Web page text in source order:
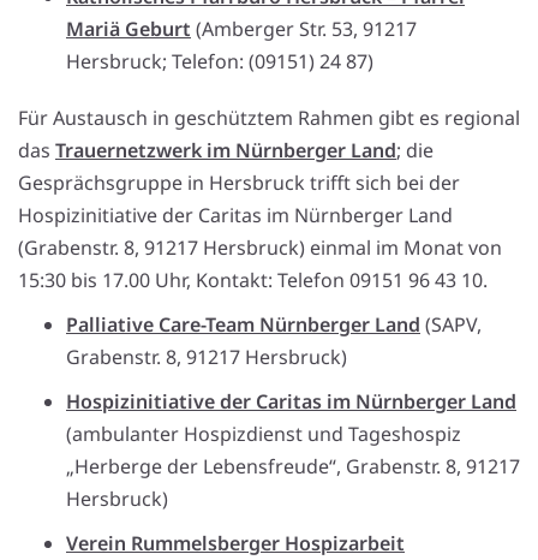
Mariä Geburt (Amberger Str. 53, 91217
Hersbruck; Telefon: (09151) 24 87)
Für Austausch in geschütztem Rahmen gibt es regional
das Trauernetzwerk im Nürnberger Land; die
Gesprächsgruppe in Hersbruck trifft sich bei der
Hospizinitiative der Caritas im Nürnberger Land
(Grabenstr. 8, 91217 Hersbruck) einmal im Monat von
15:30 bis 17.00 Uhr, Kontakt: Telefon 09151 96 43 10.
Palliative Care-Team Nürnberger Land (SAPV,
Grabenstr. 8, 91217 Hersbruck)
Hospizinitiative der Caritas im Nürnberger Land
(ambulanter Hospizdienst und Tageshospiz
„Herberge der Lebensfreude“, Grabenstr. 8, 91217
Hersbruck)
Verein Rummelsberger Hospizarbeit